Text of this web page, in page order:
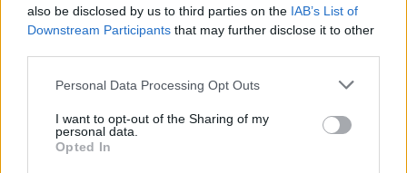
also be disclosed by us to third parties on the IAB’s List of
Downstream Participants that may further disclose it to other
Personal Data Processing Opt Outs
I want to opt-out of the Sharing of my
personal data.
Opted In